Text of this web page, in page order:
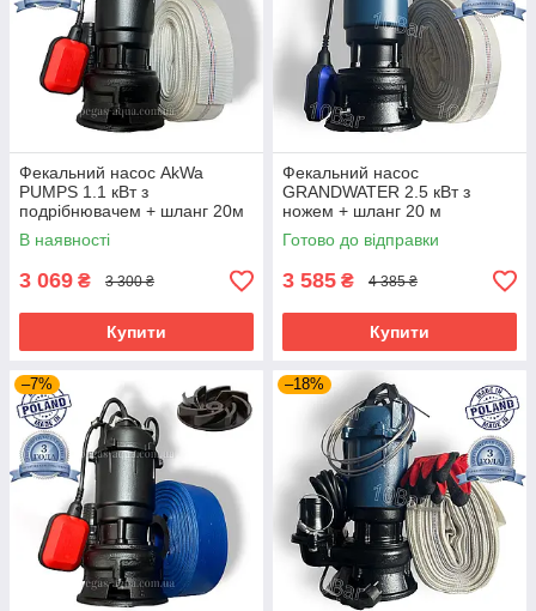
Фекальний насос AkWa
PUMPS 1.1 кВт з
подрібнювачем + шланг 20м
В наявності
3 069 ₴ 3 300 ₴
Купити
Фекальний насос
GRANDWATER 2.5 кВт з
ножем + шланг 20 м
(комплект) гарантія 3 роки
Готово до відправки
3 585 ₴ 4 385 ₴
Купити
–7% –18%